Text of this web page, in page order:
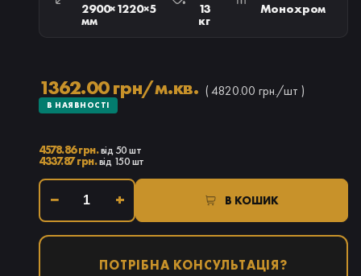
2900×1220×5
мм
13
кг
Монохром
1362.00 грн/м.кв. ( 4820.00 грн./шт )
В НАЯВНОСТІ
4578.86 грн.від 50 шт
4337.87 грн.від 150 шт
− + В КОШИК
ПОТРІБНА КОНСУЛЬТАЦІЯ?